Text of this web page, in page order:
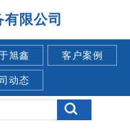
限公司
旭鑫 客户案例
动态